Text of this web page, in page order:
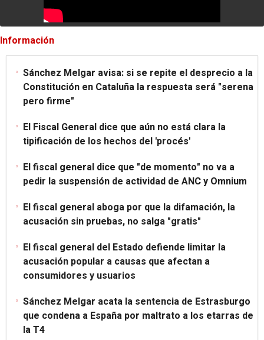
Información
Sánchez Melgar avisa: si se repite el desprecio a la
Constitución en Cataluña la respuesta será "serena
pero firme"
El Fiscal General dice que aún no está clara la
tipificación de los hechos del 'procés'
El fiscal general dice que "de momento" no va a
pedir la suspensión de actividad de ANC y Omnium
El fiscal general aboga por que la difamación, la
acusación sin pruebas, no salga "gratis"
El fiscal general del Estado defiende limitar la
acusación popular a causas que afectan a
consumidores y usuarios
Sánchez Melgar acata la sentencia de Estrasburgo
que condena a España por maltrato a los etarras de
la T4